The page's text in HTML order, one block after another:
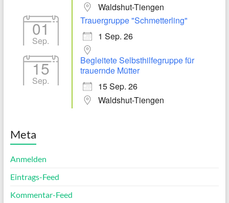
Waldshut-Tiengen
01
Sep.
Trauergruppe "Schmetterling"
1 Sep. 26
15
Sep.
Begleitete Selbsthilfegruppe für
trauernde Mütter
15 Sep. 26
Waldshut-Tiengen
Meta
Anmelden
Eintrags-Feed
Kommentar-Feed